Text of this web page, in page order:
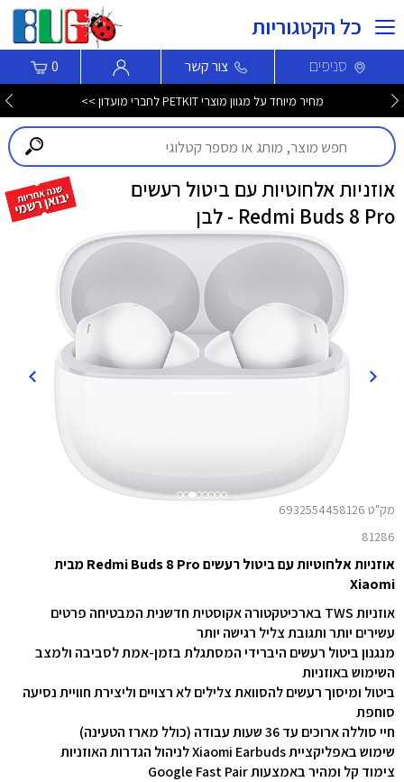
כל הקטגוריות
סניפים צור קשר 0
מחיר מיוחד על מגוון מוצרי PETKIT לחברי מועדון >>
אוזניות אלחוטיות עם ביטול רעשים
Redmi Buds 8 Pro - לבן
מק"ט 6932554458126
81286
אוזניות אלחוטיות עם ביטול רעשים Redmi Buds 8 Pro מבית
Xiaomi
אוזניות TWS בארכיטקטורה אקוסטית חדשנית המבטיחה פרטים
עשירים יותר ותגובת צליל רגישה יותר
מנגנון ביטול רעשים היברידי המסתגלת בזמן-אמת לסביבה ולמצב
השימוש באוזניות
ביטול ומיסוך רעשים להסוואת צלילים לא רצויים וליצירת חוויית נסיעה
סוחפת
חיי סוללה ארוכים עד 36 שעות עבודה (כולל מארז הטעינה)
שימוש באפליקציית Xiaomi Earbuds לניהול הגדרות האוזניות
צימוד קל ומהיר באמצעות Google Fast Pair